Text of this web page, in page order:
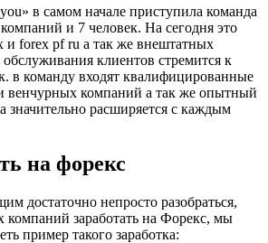
в самом начале приступила команда
и 7 человек. На сегодня это
и forex pf ru а так же внештатных
клиентов стремится к
в команду входят квалифицированные
венчурных компаний а так же опытный
значительно расширяется с каждым
на форекс
достаточно непросто разобраться,
компаний заработать на Форекс, мы
пример такого заработка: